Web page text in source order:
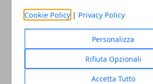
Cookie Policy | Privacy Policy
Personalizza
Rifiuta Opzionali
Accetta Tutto